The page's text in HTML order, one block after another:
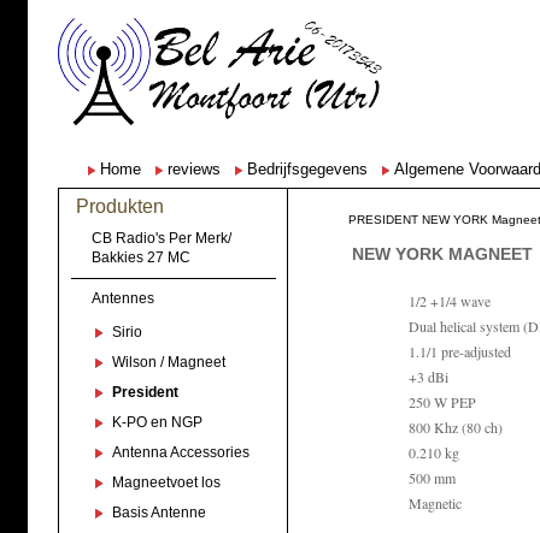
Home reviews Bedrijfsgegevens Algemene
Produkten
CB Radio's Per Merk/
Bakkies 27 MC
Antennes
Sirio
Wilson / Magneet
President
K-PO en NGP
Antenna Accessories
Magneetvoet los
Basis Antenne
PRESIDENT NEW YORK
NEW YORK MAGNEET
1/2 +1/4 wave
Dual helical system
1.1/1 pre-adjusted
+3 dBi
250 W PEP
800 Khz (80 ch)
0.210 kg
500 mm
Magnetic